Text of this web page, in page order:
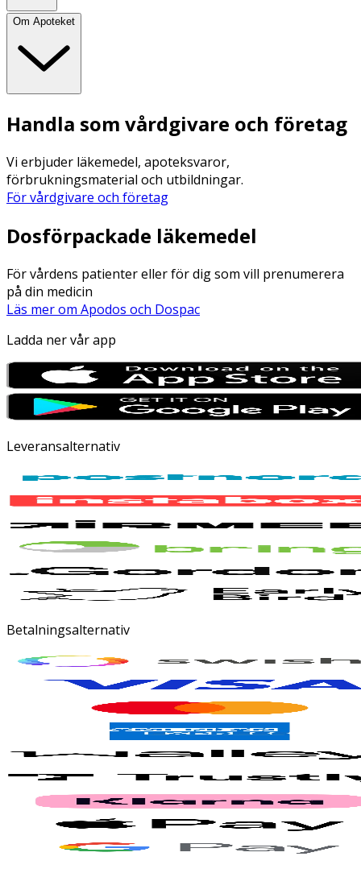
Om Apoteket
Handla som vårdgivare och företag
Vi erbjuder läkemedel, apoteksvaror,
förbrukningsmaterial och utbildningar.
För vårdgivare och företag
Dosförpackade läkemedel
För vårdens patienter eller för dig som vill prenumerera
på din medicin
Läs mer om Apodos och Dospac
Ladda ner vår app
Leveransalternativ
Betalningsalternativ